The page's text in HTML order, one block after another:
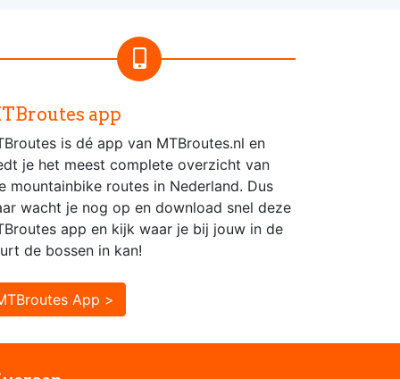
app
is dé app van MTBroutes.nl en
je het meest complete overzicht van
mountainbike routes in Nederland. Dus
wacht je nog op en download snel deze
app en kijk waar je bij jouw in de
de bossen in kan!
App >